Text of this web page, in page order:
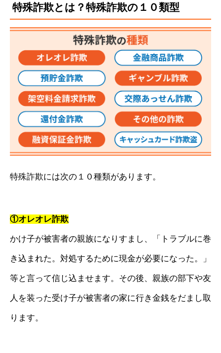
特殊詐欺とは？特殊詐欺の１０類型
特殊詐欺には次の１０種類があります。
①オレオレ詐欺
かけ子が被害者の親族になりすまし、「トラブルに巻
き込まれた。対処するために現金が必要になった。」
等と言って信じ込ませます。その後、親族の部下や友
人を装った受け子が被害者の家に行き金銭をだまし取
ります。